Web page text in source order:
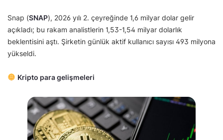
Snap (SNAP), 2026 yılı 2. çeyreğinde 1,6 milyar dolar gelir
açıkladı; bu rakam analistlerin 1,53-1,54 milyar dolarlık
beklentisini aştı. Şirketin günlük aktif kullanıcı sayısı 493 milyona
yükseldi.
Kripto para gelişmeleri